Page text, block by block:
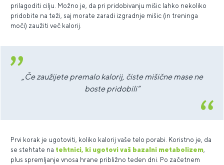
prilagoditi cilju. Možno je, da pri pridobivanju mišic lahko nekoliko
pridobite na teži, saj morate zaradi izgradnje mišic (in treninga
moči) zaužiti več kalorij.
„Če zaužijete premalo kalorij, čiste mišične mase ne
boste pridobili“
Prvi korak je ugotoviti, koliko kalorij vaše telo porabi. Koristno je, da
se stehtate na tehtnici, ki ugotovi vaš bazalni metabolizem
plus spremljanje vnosa hrane približno teden dni. Po začetnem